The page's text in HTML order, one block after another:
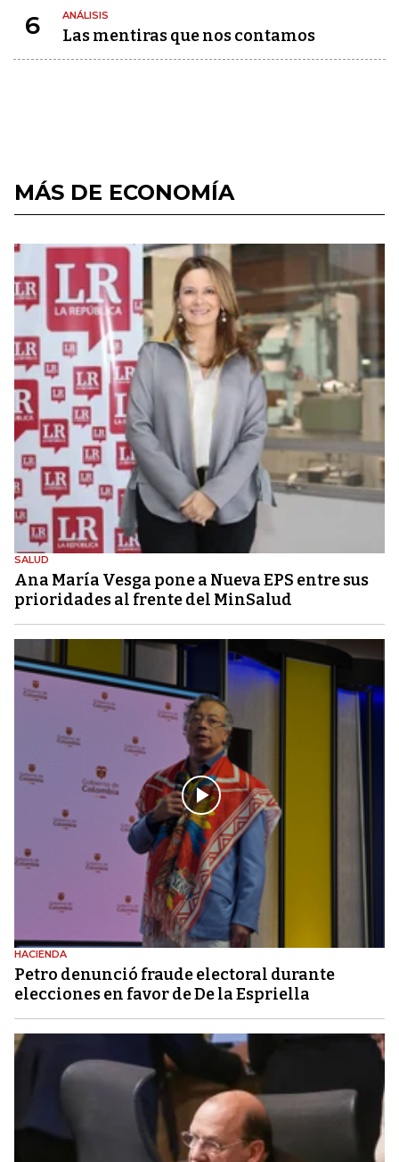
6 ANÁLISIS
Las mentiras que nos contamos
MÁS DE ECONOMÍA
SALUD
Ana María Vesga pone a Nueva EPS entre sus
prioridades al frente del MinSalud
HACIENDA
Petro denunció fraude electoral durante
elecciones en favor de De la Espriella